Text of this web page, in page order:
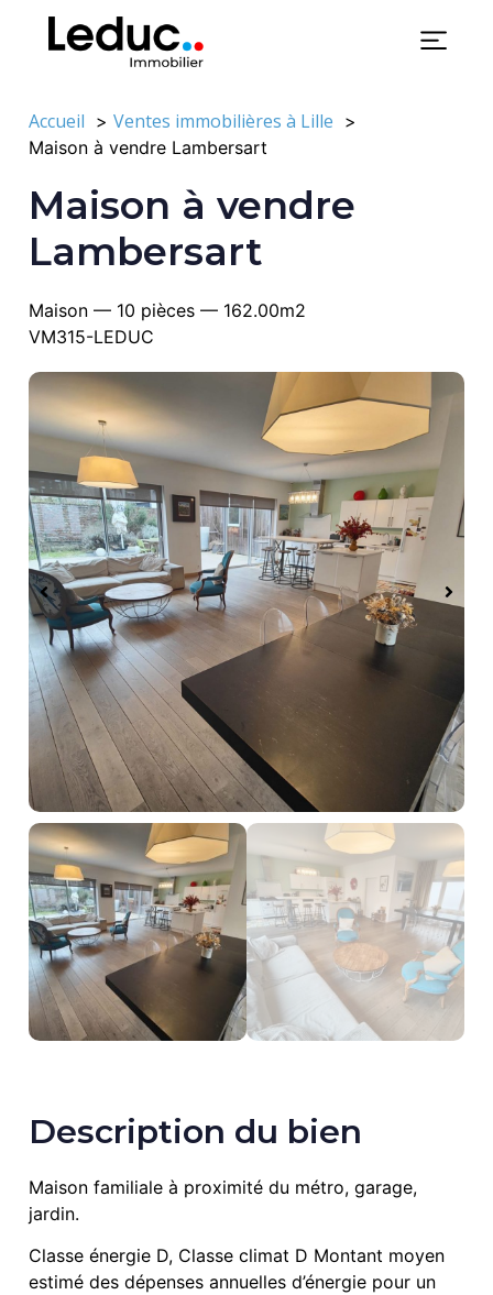
Accueil Ventes immobilières à Lille
Maison à vendre Lambersart
Maison à vendre
Lambersart
Maison — 10 pièces — 162.00m2
VM315-LEDUC
Description du bien
Maison familiale à proximité du métro, garage,
jardin.
Classe énergie D, Classe climat D Montant moyen
estimé des dépenses annuelles d’énergie pour un